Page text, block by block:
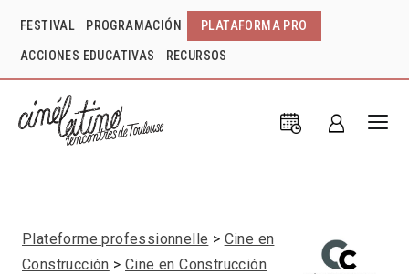
FESTIVAL PROGRAMACIÓN PLATAFORMA PRO
ACCIONES EDUCATIVAS RECURSOS
Plateforme professionnelle
Cine en
Construcción
Cine en Construcción